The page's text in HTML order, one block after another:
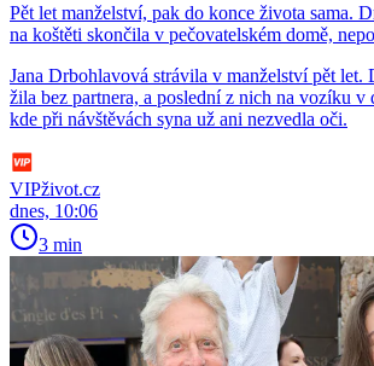
Pět let manželství, pak do konce života sama.
na koštěti skončila v pečovatelském domě,
Jana Drbohlavová strávila v manželství pět let.
žila bez partnera, a poslední z nich na vozíku v
kde při návštěvách syna už ani nezvedla oči.
VIPživot.cz
dnes, 10:06
3 min